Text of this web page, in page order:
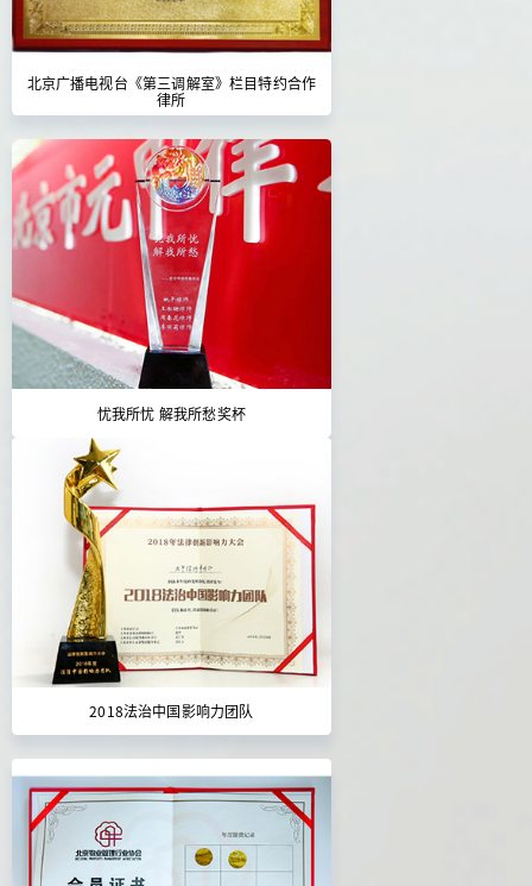
北京广播电视台《第三调解室》栏目特约合作
律所
忧我所忧 解我所愁奖杯
2018法治中国影响力团队